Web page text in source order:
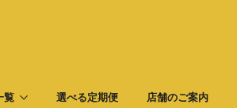
覧 選べる定期便 店舗のご案内